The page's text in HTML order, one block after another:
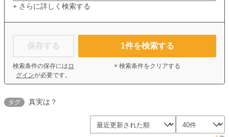
+ さらに詳しく検索する
保存する
検索条件の保存には ロ
グインが必要です。
1件を検索する
× 検索条件をクリアする
タグ 真実は？